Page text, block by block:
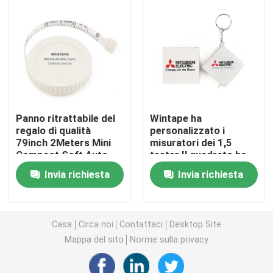
Misura di nastro del diametro
Nastro di misurazione del peso animale
calibro del grasso corporeo
Metà di nastro di circonferenza del braccio
Nastro di misurazione di carta
misura di nastro d'acciaio
Panno ritrattabile del
regalo di qualità
79inch 2Meters Mini
Compact Soft Auto
Lock di Wintape che
tricotta misura di
perdita di peso del
Invia richiesta
Wintape ha
personalizzato i
misuratori dei 1,5
tester Il quadrato ha
modellato la banda
chiave di Ring Cute
Souvenir Sewing
Invia richiesta
Casa Circa noi Contattaci
Desktop Site
Mappa del sito
Norme sulla privacy